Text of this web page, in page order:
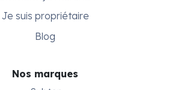
Je suis propriétaire
Blog
Nos marques